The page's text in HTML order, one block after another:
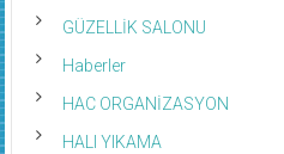
GÜZELLİK SALONU
Haberler
HAC ORGANİZASYON
HALI YIKAMA